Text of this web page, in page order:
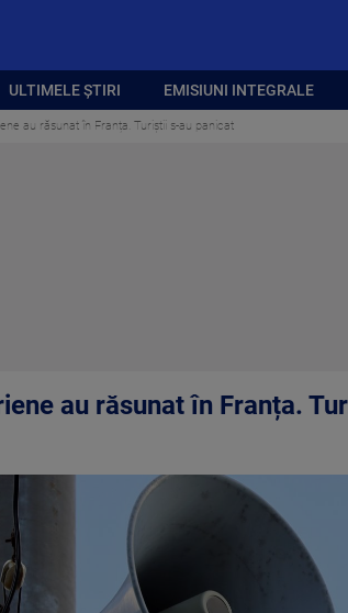
ULTIMELE ȘTIRI EMISIUNI INTEGRALE
au răsunat în Franța. Turiștii s-au panicat
au răsunat în Franța.